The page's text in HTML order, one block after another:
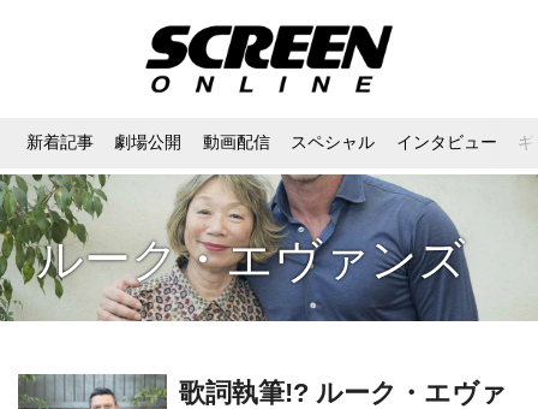
新着記事 劇場公開 動画配信 スペシャル インタビュー
ルーク・エヴァンズ
歌詞執筆!? ルーク・エヴァ